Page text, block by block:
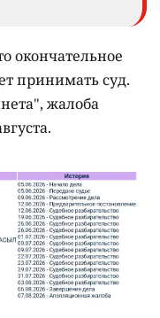
окончательное
принимать суд.
жалоба